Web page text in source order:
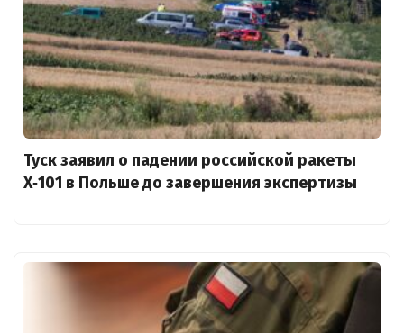
Туск заявил о падении российской ракеты
X‑101 в Польше до завершения экспертизы